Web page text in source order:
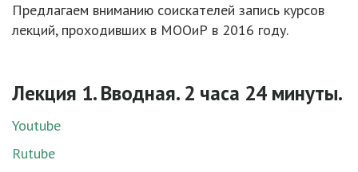
Предлагаем вниманию соискателей запись курсов
лекций, проходивших в МООиР в 2016 году.
Лекция 1. Вводная. 2 часа 24 минуты.
Youtube
Rutube